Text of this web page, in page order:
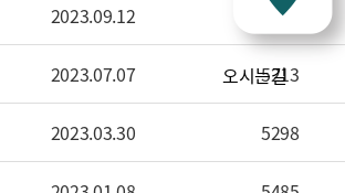
오시는길
2023.09.12 5686
2023.07.07 5213
2023.03.30 5298